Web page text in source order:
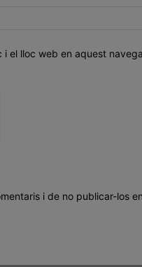
i el lloc web en aquest
i de no publicar-los